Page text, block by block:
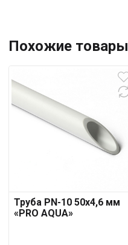
Похожие товары
Труба PN-10 50х4,6 мм
«PRO AQUA»